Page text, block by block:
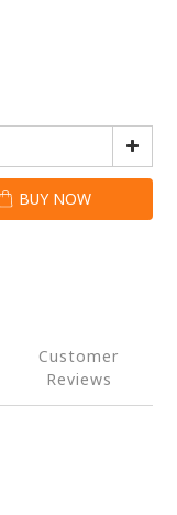
BUY NOW
Customer
Reviews